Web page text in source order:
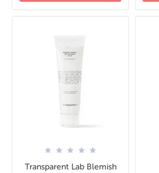
Transparent Lab Blemish